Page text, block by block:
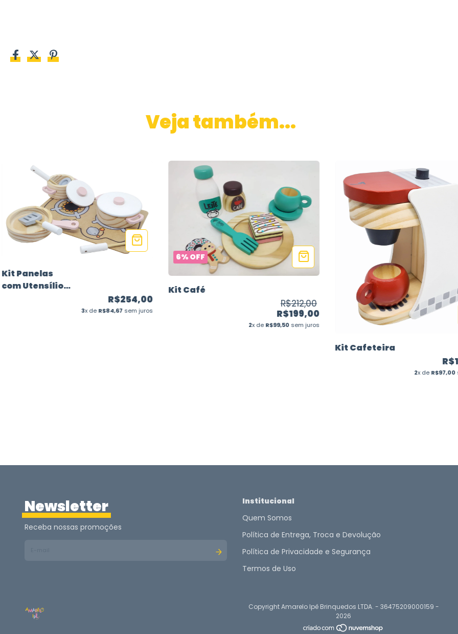
Veja também...
Kit Panelas
com Utensílios
R$254,00
3x deR$84,67 sem juros
6%OFF
Kit Café
R$212,00
R$199,00
2x deR$99,50sem juros
Kit Cafeteira
2x deR$97,00
Newsletter
Receba nossas promoções
Institucional
Quem Somos
Política de Entrega, Troca e Devolução
Política de Privacidade e Segurança
Termos de Uso
Copyright Amarelo Ipê Brinquedos LTDA. - 36475209000159 -
2026